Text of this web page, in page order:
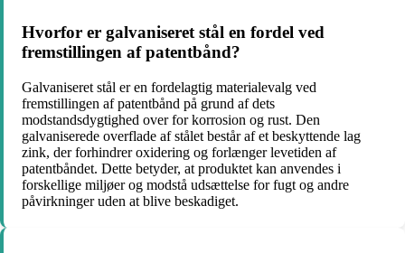
Hvorfor er galvaniseret stål en fordel ved
fremstillingen af patentbånd?
Galvaniseret stål er en fordelagtig materialevalg ved
fremstillingen af patentbånd på grund af dets
modstandsdygtighed over for korrosion og rust. Den
galvaniserede overflade af stålet består af et beskyttende lag
zink, der forhindrer oxidering og forlænger levetiden af
patentbåndet. Dette betyder, at produktet kan anvendes i
forskellige miljøer og modstå udsættelse for fugt og andre
påvirkninger uden at blive beskadiget.